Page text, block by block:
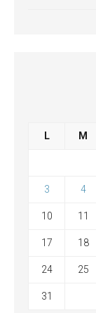
L M
3 4
10 11
17 18
24 25
31